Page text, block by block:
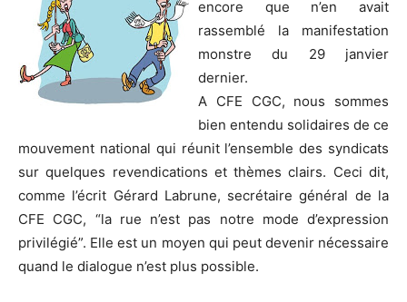
encore que n’en avait
rassemblé la manifestation
monstre du 29 janvier
dernier.
A CFE CGC, nous sommes
bien entendu solidaires de ce
mouvement national qui réunit l’ensemble des syndicats
sur quelques revendications et thèmes clairs. Ceci dit,
comme l’écrit Gérard Labrune, secrétaire général de la
CFE CGC, “la rue n’est pas notre mode d’expression
privilégié”. Elle est un moyen qui peut devenir nécessaire
quand le dialogue n’est plus possible.